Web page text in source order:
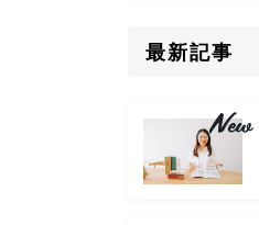
最新記事